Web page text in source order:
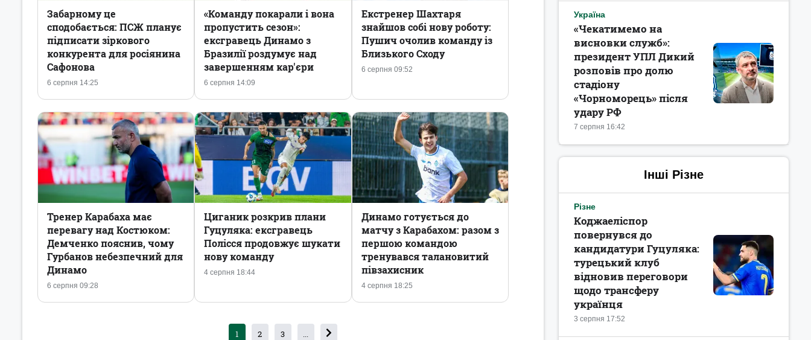
6 серпня 14:25
Забарному це
сподобається: ПСЖ планує
підписати зіркового
конкурента для росіянина
Сафонова
6 серпня 14:09
«Команду покарали і вона
пропустить сезон»:
ексгравець Динамо з
Бразилії роздумує над
завершенням кар'єри
6 серпня 09:52
Екстренер Шахтаря
знайшов собі нову роботу:
Пушич очолив команду із
Близького Сходу
6 серпня 09:28
Тренер Карабаха має
перевагу над Костюком:
Демченко пояснив, чому
Гурбанов небезпечний для
Динамо
4 серпня 18:44
Циганик розкрив плани
Гуцуляка: ексгравець
Полісся продовжує шукати
нову команду
4 серпня 18:25
Динамо готується до
матчу з Карабахом: разом з
першою командою
тренувався талановитий
півзахисник
1 2 3 ...
Україна
7 серпня 16:42
«Чекатимемо на
висновки служб»:
президент УПЛ Дикий
розповів про долю
стадіону
«Чорноморець» після
удару РФ
Інші Різне
Різне
3 серпня 17:52
Коджаеліспор
повернувся до
кандидатури Гуцуляка:
турецький клуб
відновив переговори
щодо трансферу
українця